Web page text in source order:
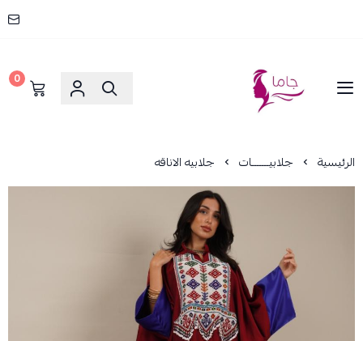
جاما _ JAMA
0
الرئيسية جلابيـــــــات جلابيه الاناقه